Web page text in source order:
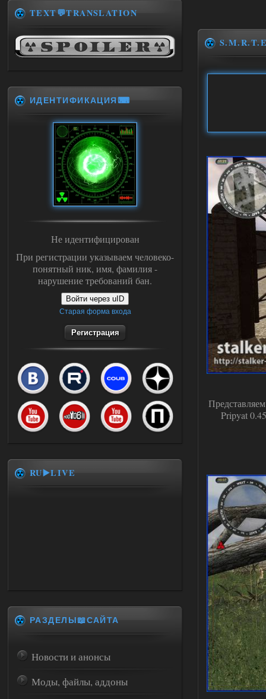
Pripyat
TEXT💬TRANSLATION
ИДЕНТИФИКАЦИЯ⌨
Не идентифицирован
При регистрации указываем человеко-
понятный ник, имя, фамилия -
нарушение требований бан.
Войти через uID
Старая форма входа
Регистрация
RU▶️LIVE
РАЗДЕЛЫ📖САЙТА
Новости и анонсы
Моды, файлы, аддоны